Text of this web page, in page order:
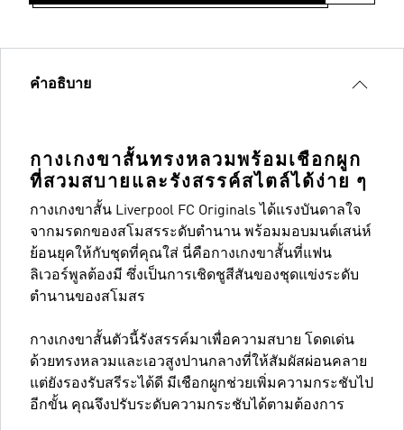
คำอธิบาย
กางเกงขาสั้นทรงหลวมพร้อมเชือกผูก
ที่สวมสบายและรังสรรค์สไตล์ได้ง่าย ๆ
กางเกงขาสั้น Liverpool FC Originals ได้แรงบันดาลใจ
จากมรดกของสโมสรระดับตำนาน พร้อมมอบมนต์เสน่ห์
ย้อนยุคให้กับชุดที่คุณใส่ นี่คือกางเกงขาสั้นที่แฟน
ลิเวอร์พูลต้องมี ซึ่งเป็นการเชิดชูสีสันของชุดแข่งระดับ
ตำนานของสโมสร
กางเกงขาสั้นตัวนี้รังสรรค์มาเพื่อความสบาย โดดเด่น
ด้วยทรงหลวมและเอวสูงปานกลางที่ให้สัมผัสผ่อนคลาย
แต่ยังรองรับสรีระได้ดี มีเชือกผูกช่วยเพิ่มความกระชับไป
อีกขั้น คุณจึงปรับระดับความกระชับได้ตามต้องการ